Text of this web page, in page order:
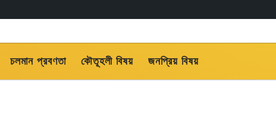
চলমান প্রবণতা কৌতূহলী বিষয় জনপ্রিয় বিষয়